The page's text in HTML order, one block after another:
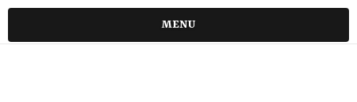
MENU